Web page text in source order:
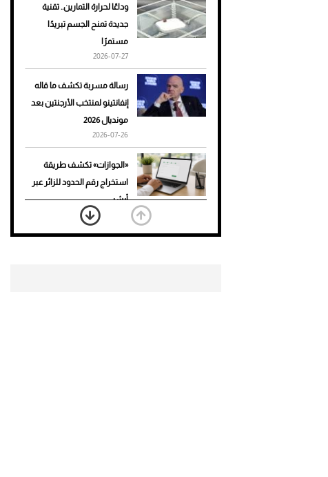
وداعًا لحرارة التمارين.. تقنية
جديدة تمنح الجسم تبريدًا
مستمرًا
2026-07-27
رسالة مسربة تكشف ما قاله
إنفانتينو لمنتخب الأرجنتين بعد
مونديال 2026
2026-07-26
«الجوازات» تكشف طريقة
استخراج رقم الحدود للزائر عبر
أبشر
2026-07-26